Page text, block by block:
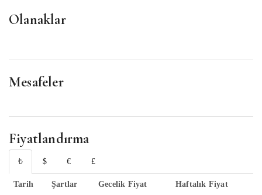
Olanaklar
Mesafeler
Fiyatlandırma
₺ $ € £
Tarih Şartlar Gecelik Fiyat Haftalık Fiyat